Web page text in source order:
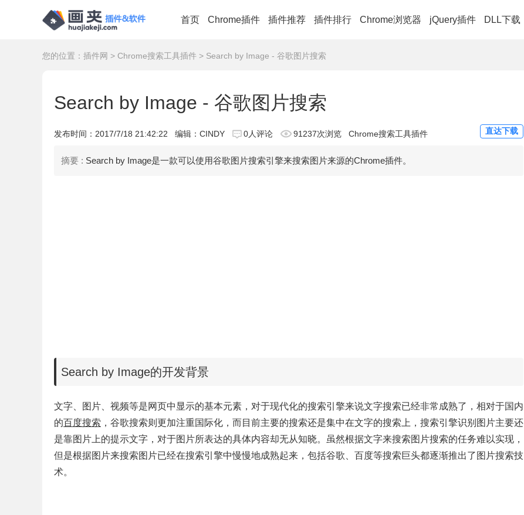
首页 Chrome插件 插件推荐 插件排行 Chrome浏览器 jQuery插件 DLL下载
您的位置： 插件网 > Chrome搜索工具插件 > Search by Image - 谷歌图片搜索
Search by Image - 谷歌图片搜索
发布时间： 2017/7/18 21:42:22 编辑：CINDY 0人评论 91237次浏览 Chrome搜索工具插件 直达下载
摘要 : Search by Image是一款可以使用谷歌图片搜索引擎来搜索图片来源的Chrome插件。
Search by Image的开发背景
文字、图片、视频等是网页中显示的基本元素，对于现代化的搜索引擎来说文字搜索已经非常成熟了，相对于国内
的百度搜索 ，谷歌搜索则更加注重国际化，而目前主要的搜索还是集中在文字的搜索上，搜索引擎识别图片主要还
是靠图片上的提示文字，对于图片所表达的具体内容却无从知晓。虽然根据文字来搜索图片搜索的任务难以实现，
但是根据图片来搜索图片已经在搜索引擎中慢慢地成熟起来，包括谷歌、百度等搜索巨头都逐渐推出了图片搜索技
术。